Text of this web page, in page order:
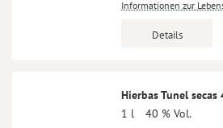
Informationen zur
Details
Hierbas Tunel secas
1 l
40 % Vol.